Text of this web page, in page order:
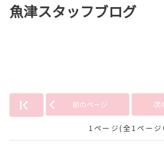
魚津スタッフブログ
前のページ 次
1ページ(全1ページ